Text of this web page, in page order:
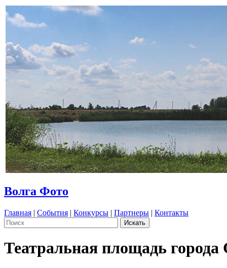
Волга Фото
Главная | События | Конкурсы | Партнеры | Контакты
Театральная площадь города